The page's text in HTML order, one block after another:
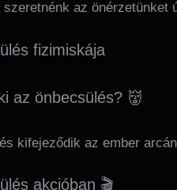
szeretnénk az
fizimiskája
az önbecsülés? 👹
kifejeződik az ember
akcióban 🎬